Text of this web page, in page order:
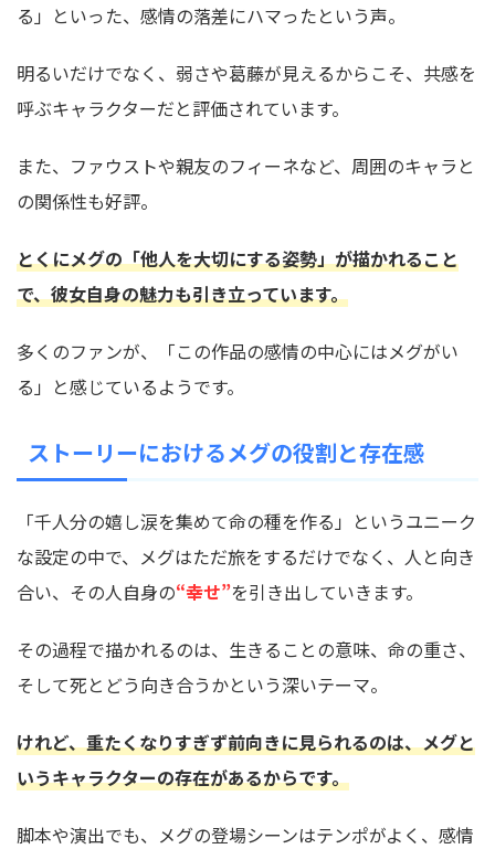
る」といった、感情の落差にハマったという声。
明るいだけでなく、弱さや葛藤が見えるからこそ、共感を
呼ぶキャラクターだと評価されています。
また、ファウストや親友のフィーネなど、周囲のキャラと
の関係性も好評。
とくにメグの「他人を大切にする姿勢」が描かれること
で、彼女自身の魅力も引き立っています。
多くのファンが、「この作品の感情の中心にはメグがい
る」と感じているようです。
ストーリーにおけるメグの役割と存在感
「千人分の嬉し涙を集めて命の種を作る」というユニーク
な設定の中で、メグはただ旅をするだけでなく、人と向き
合い、その人自身の“幸せ”を引き出していきます。
その過程で描かれるのは、生きることの意味、命の重さ、
そして死とどう向き合うかという深いテーマ。
けれど、重たくなりすぎず前向きに見られるのは、メグと
いうキャラクターの存在があるからです。
脚本や演出でも、メグの登場シーンはテンポがよく、感情